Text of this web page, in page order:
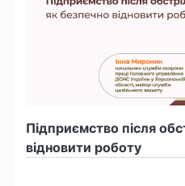
Підприємство після
відновити роботу